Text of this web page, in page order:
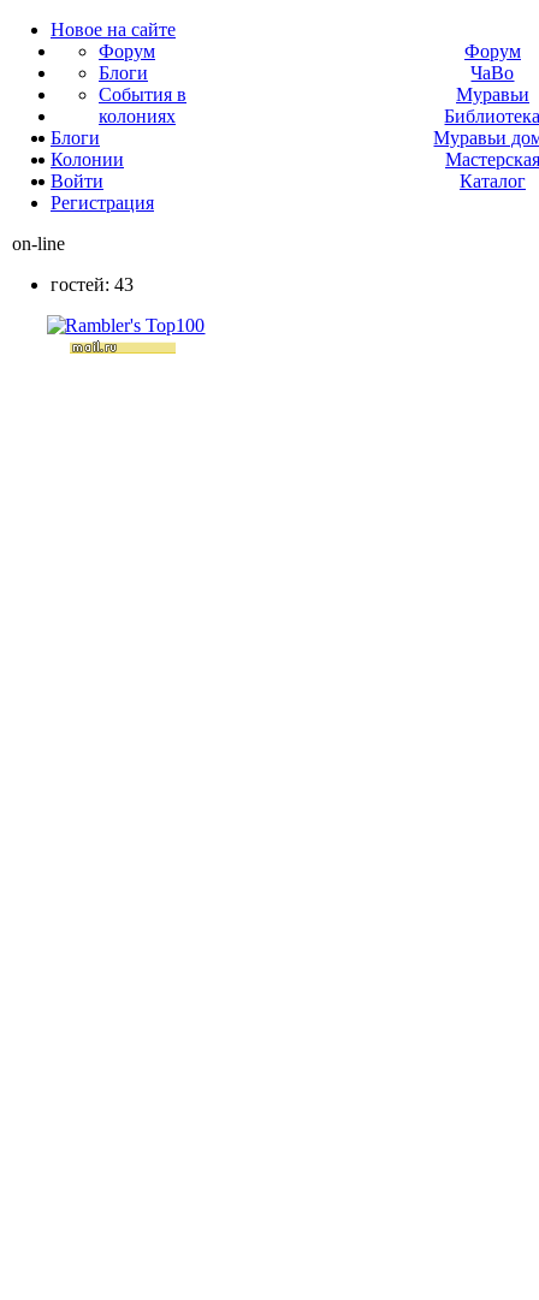
Новое на сайте
Форум
Блоги
События в
колониях
Блоги
Колонии
Войти
Peгиcтpaция
on-line
гостей: 43
Форум
ЧаВо
Муравьи
Муравьи
Мастерская
Каталог